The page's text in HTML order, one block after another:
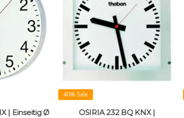
| Einseitig Ø
40% Sale
OSIRIA 232 BQ KNX |